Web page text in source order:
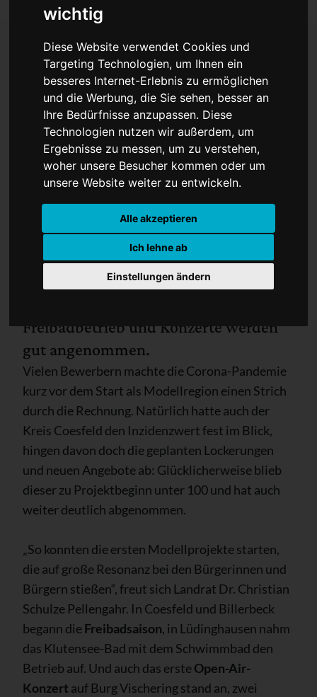
wichtig
Diese Website verwendet Cookies und
Targeting Technologien, um Ihnen ein
besseres Internet-Erlebnis zu ermöglichen
und die Werbung, die Sie sehen, besser an
Ihre Bedürfnisse anzupassen. Diese
Technologien nutzen wir außerdem, um
Ergebnisse zu messen, um zu verstehen,
woher unsere Besucher kommen oder um
unsere Website weiter zu entwickeln.
Alle akzeptieren
Ich lehne ab
Einstellungen ändern
Modellprojekte im Kreis
Coesfeld
Positive Resonanz beim Start der
Freibadbetrieb und Konzerte werden
gut angenommen.
Vielen Bewerbern machte die Corona-Pandemie
kurz vor dem Start als Modellregion einen Strich
durch die Rechnung. Natürlich hatte auch der
Kreis Coesfeld den Inzidenzwert fest im Blick,
hingen davon doch die geplanten Lockerungen
und neuen Angebote ab: Glücklicherweise blieb
dieser zu Projektbeginn unter 100 und hat auch
weiter deutlich abgenommen.
„So konnten die ersten Modellprojekte starten,
die auf große Resonanz bei den Bürgerinnen und
Bürgern stießen“, freut sich Landrat Dr. Christian
Schulze Pellengahr. In Coesfeld und Billerbeck
begann dieFreibadsaison, in Lüdinghausen nahm
das Klutensee-Bad mit dem Schwimmbad den
Betrieb auf. Und auch das ersteOpen-Air-
Konzert auf Burg Vischering stand an, zwei